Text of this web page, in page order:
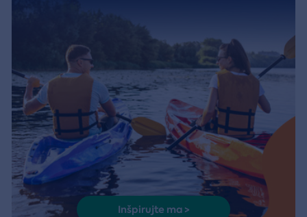
Inšpirujte ma >